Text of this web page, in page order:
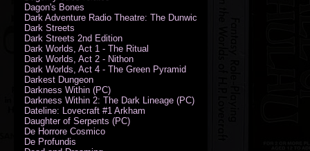
Dagon's Bones
Dark Adventure Radio Theatre: The Dunwich Horror - Audio CD with
Dark Streets
Dark Streets 2nd Edition
Dark Worlds, Act 1 - The Ritual
Dark Worlds, Act 2 - Nithon
Dark Worlds, Act 4 - The Green Pyramid
Darkest Dungeon
Darkness Within (PC)
Darkness Within 2: The Dark Lineage (PC)
Dateline: Lovecraft #1 Arkham
Daughter of Serpents (PC)
De Horrore Cosmico
De Profundis